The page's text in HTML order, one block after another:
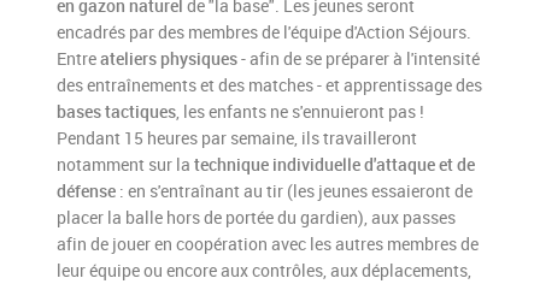
en gazon naturel de "la base". Les jeunes seront
encadrés par des membres de l'équipe d'Action Séjours.
Entreateliers physiques- afin de se préparer à l'intensité
des entraînements et des matches - et apprentissage des
bases tactiques, les enfants ne s'ennuieront pas !
Pendant 15 heures par semaine, ils travailleront
notamment sur latechnique individuelle d'attaque et de
défense : en s'entraînant au tir (les jeunes essaieront de
placer la balle hors de portée du gardien), aux passes
afin de jouer en coopération avec les autres membres de
leur équipe ou encore aux contrôles, aux déplacements,